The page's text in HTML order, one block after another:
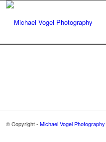
© Copyright - Michael Vogel Photography